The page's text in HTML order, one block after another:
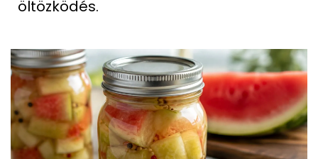
öltözködés.